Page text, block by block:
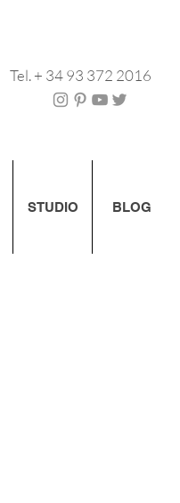
Tel. + 34 93 372 2016
STUDIO BLOG